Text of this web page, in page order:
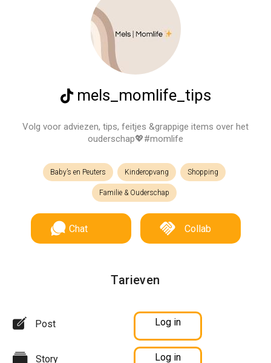
mels_momlife_tips
Volg voor adviezen, tips, feitjes &grappige items over het
ouderschap💖#momlife
Baby’s en Peuters Kinderopvang Shopping
Familie & Ouderschap
Chat Collab
Tarieven
Post Log in
Story Log in